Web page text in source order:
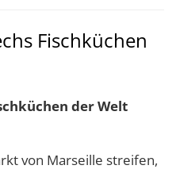
Fischküchen
der Welt
von Marseille streifen,